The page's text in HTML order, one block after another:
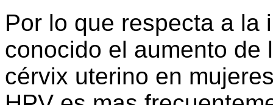
Por lo que respecta a la
conocido el aumento de
cérvix uterino en